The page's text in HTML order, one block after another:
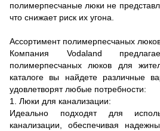
полимерпесчаные люки не
что снижает риск их угона.
Ассортимент полимерпесчаных
Компания Vodaland
полимерпесчаных люков для
каталоге вы найдете различные
удовлетворят любые потребности:
1. Люки для канализации:
Идеально подходят для
канализации, обеспечивая